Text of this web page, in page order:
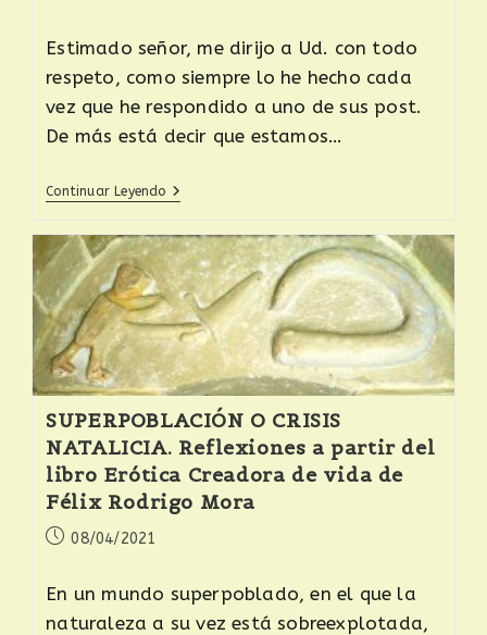
Estimado señor, me dirijo a Ud. con todo
respeto, como siempre lo he hecho cada
vez que he respondido a uno de sus post.
De más está decir que estamos…
Continuar Leyendo
SUPERPOBLACIÓN O CRISIS
NATALICIA. Reflexiones a partir del
libro Erótica Creadora de vida de
Félix Rodrigo Mora
08/04/2021
En un mundo superpoblado, en el que la
naturaleza a su vez está sobreexplotada,